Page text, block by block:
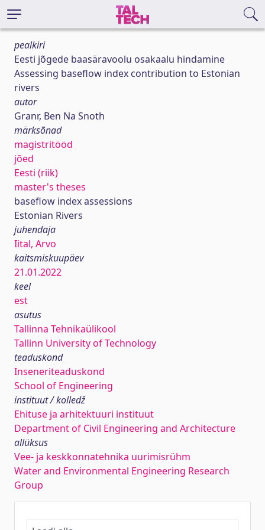
pealkiri
Eesti jõgede baasäravoolu osakaalu hindamine
Assessing baseflow index contribution to Estonian
rivers
autor
Granr, Ben Na Snoth
märksõnad
magistritööd
jõed
Eesti (riik)
master's theses
baseflow index assessions
Estonian Rivers
juhendaja
Iital, Arvo
kaitsmiskuupäev
21.01.2022
keel
est
asutus
Tallinna Tehnikaülikool
Tallinn University of Technology
teaduskond
Inseneriteaduskond
School of Engineering
instituut / kolledž
Ehituse ja arhitektuuri instituut
Department of Civil Engineering and Architecture
allüksus
Vee- ja keskkonnatehnika uurimisrühm
Water and Environmental Engineering Research
Group